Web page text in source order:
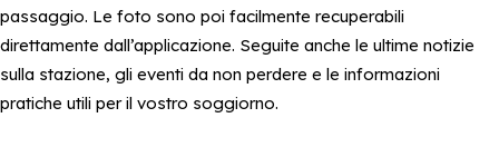
passaggio. Le foto sono poi facilmente recuperabili
direttamente dall’applicazione. Seguite anche le ultime notizie
sulla stazione, gli eventi da non perdere e le informazioni
pratiche utili per il vostro soggiorno.